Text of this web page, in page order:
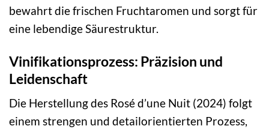
bewahrt die frischen Fruchtaromen und sorgt für
eine lebendige Säurestruktur.
Vinifikationsprozess: Präzision und
Leidenschaft
Die Herstellung des Rosé d’une Nuit (2024) folgt
einem strengen und detailorientierten Prozess,